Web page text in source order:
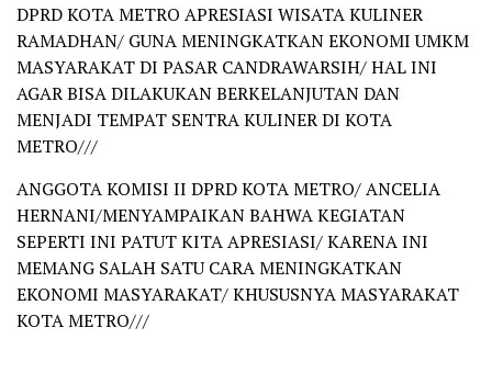
DPRD KOTA METRO APRESIASI WISATA KULINER
RAMADHAN/ GUNA MENINGKATKAN EKONOMI UMKM
MASYARAKAT DI PASAR CANDRAWARSIH/ HAL INI
AGAR BISA DILAKUKAN BERKELANJUTAN DAN
MENJADI TEMPAT SENTRA KULINER DI KOTA
METRO///
ANGGOTA KOMISI II DPRD KOTA METRO/ ANCELIA
HERNANI/MENYAMPAIKAN BAHWA KEGIATAN
SEPERTI INI PATUT KITA APRESIASI/ KARENA INI
MEMANG SALAH SATU CARA MENINGKATKAN
EKONOMI MASYARAKAT/ KHUSUSNYA MASYARAKAT
KOTA METRO///